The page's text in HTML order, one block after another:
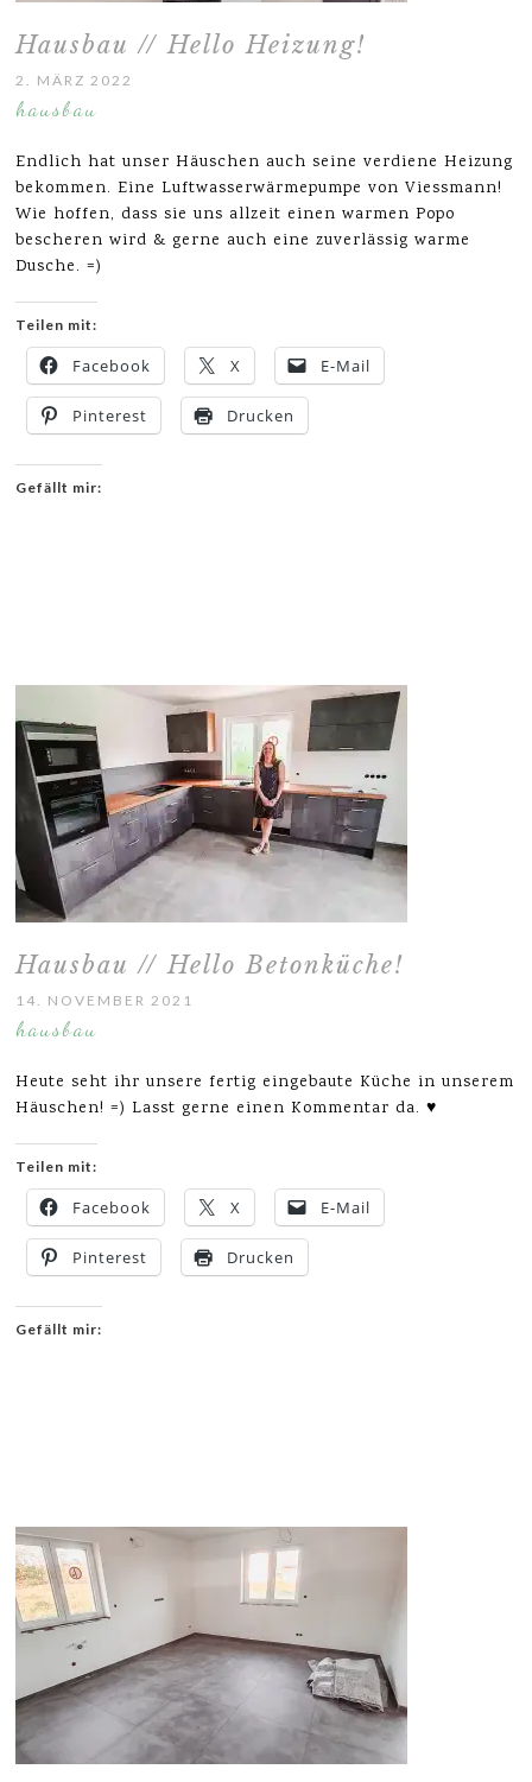
Hausbau // Hello Heizung!
2. MÄRZ 2022
hausbau
Endlich hat unser Häuschen auch seine verdiene Heizung
bekommen. Eine Luftwasserwärmepumpe von Viessmann!
Wie hoffen, dass sie uns allzeit einen warmen Popo
bescheren wird & gerne auch eine zuverlässig warme
Dusche. =)
Teilen mit:
Facebook X E-Mail
Pinterest Drucken
Gefällt mir:
Hausbau // Hello Betonküche!
14. NOVEMBER 2021
hausbau
Heute seht ihr unsere fertig eingebaute Küche in unserem
Häuschen! =) Lasst gerne einen Kommentar da. ♥
Teilen mit:
Facebook X E-Mail
Pinterest Drucken
Gefällt mir: